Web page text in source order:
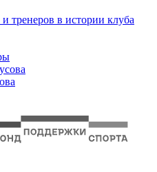
тренеров в истории клуба